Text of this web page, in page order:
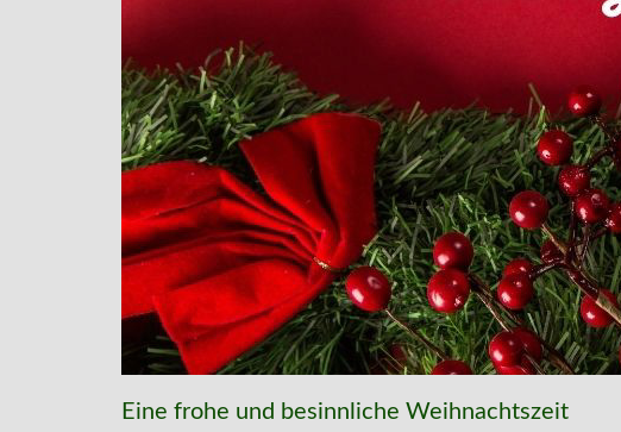
Eine frohe und besinnliche Weihnachtszeit